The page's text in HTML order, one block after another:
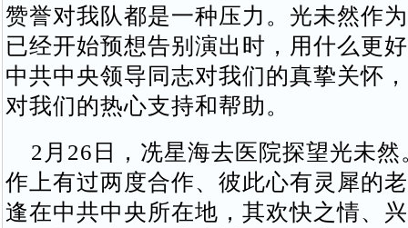
赞誉对我队都是一种压力。光未然作
已经开始预想告别演出时，用什么更
中共中央领导同志对我们的真挚关怀
对我们的热心支持和帮助。
2月26日，冼星海去医院探望光未然
作上有过两度合作、彼此心有灵犀的
逢在中共中央所在地，其欢快之情、